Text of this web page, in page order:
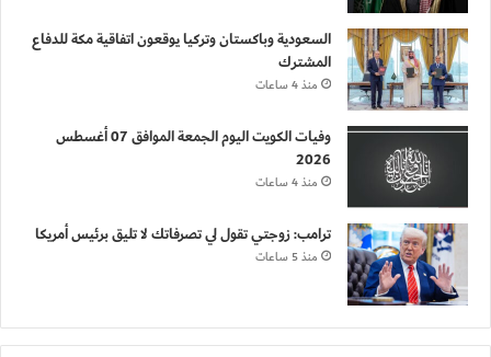
السعودية وباكستان وتركيا يوقعون اتفاقية مكة للدفاع
المشترك
منذ 4 ساعات
وفيات الكويت اليوم الجمعة الموافق 07 أغسطس
2026
منذ 4 ساعات
ترامب: زوجتي تقول لي تصرفاتك لا تليق برئيس أمريكا
منذ 5 ساعات